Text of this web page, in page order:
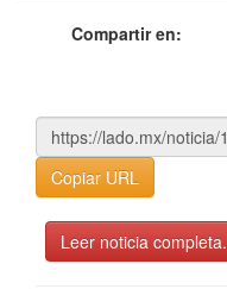
Compartir en:
Copiar URL
Leer noticia completa.